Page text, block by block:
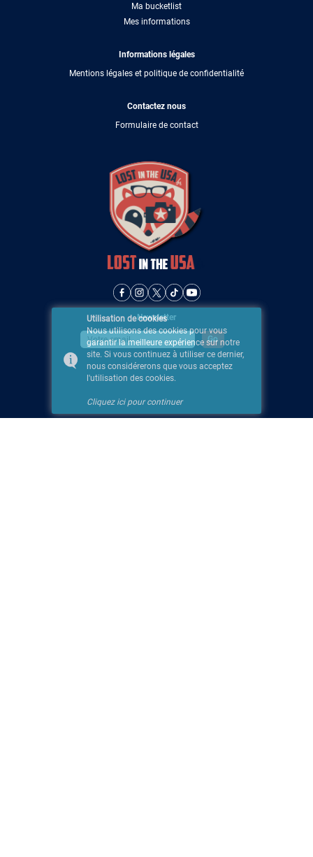
Ma bucketlist
Mes informations
Informations légales
Mentions légales et politique de confidentialité
Contactez nous
Formulaire de contact
Newsletter
Utilisation de cookies
Nous utilisons des cookies pour vous
garantir la meilleure expérience sur notre
site. Si vous continuez à utiliser ce dernier,
nous considérerons que vous acceptez
l'utilisation des cookies.
Cliquez ici pour continuer